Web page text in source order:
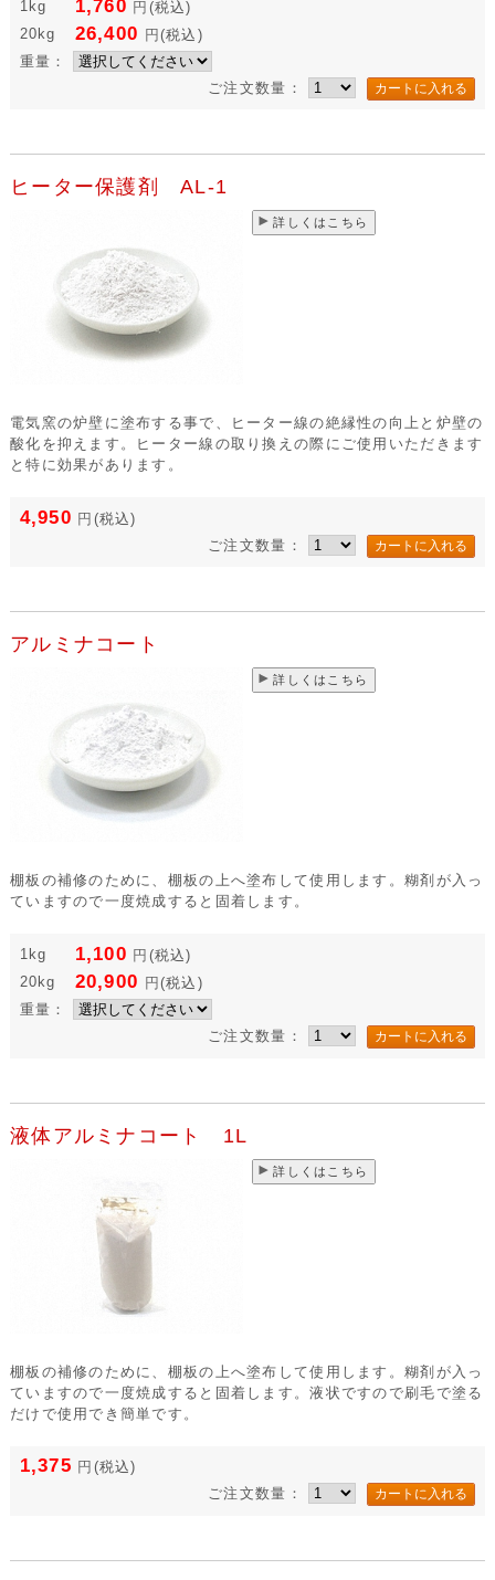
1kg 1,760 円 (税込)
20kg
26,400 円(税込)
重量：
ご注文数量：
ヒーター保護剤 AL-1
詳しくはこちら
電気窯の炉壁に塗布する事で、ヒーター線の絶縁性の向上と炉壁の
酸化を抑えます。ヒーター線の取り換えの際にご使用いただきます
と特に効果があります。
4,950 円 (税込)
ご注文数量：
アルミナコート
詳しくはこちら
棚板の補修のために、棚板の上へ塗布して使用します。糊剤が入っ
ていますので一度焼成すると固着します。
1kg 1,100 円 (税込)
20kg
20,900 円 (税込)
重量：
ご注文数量：
液体アルミナコート 1L
詳しくはこちら
棚板の補修のために、棚板の上へ塗布して使用します。糊剤が入っ
ていますので一度焼成すると固着します。液状ですので刷毛で塗る
だけで使用でき簡単です。
1,375 円 (税込)
ご注文数量：